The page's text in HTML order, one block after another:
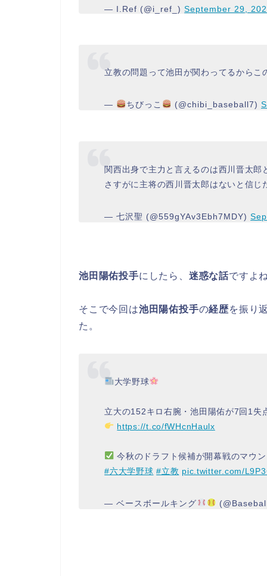
— I.Ref (@i_ref_)September 29,
立教の問題って池田が関わってるから
— ちびっこ (@chibi_baseball7)
関西出身で主力と言えるのは西川晋太郎
さすがに主将の西川晋太郎はないと信じ
— 七沢聖 (@559gYAv3Ebh7MDY)
池田陽佑投手にしたら、 迷惑な話ですよ
そこで今回は池田陽佑投手の経歴を振り
た。
大学野球
立大の152キロ右腕・池田陽佑が7回1失
https://t.co/fWHcnHaulx
今秋のドラフト候補が開幕戦のマウ
#六大学野球 #立教 pic.twitter.com/
— ベースボールキング